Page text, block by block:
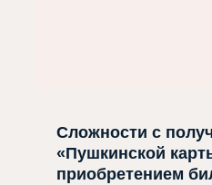
Сложности с
«Пушкинской
приобретением